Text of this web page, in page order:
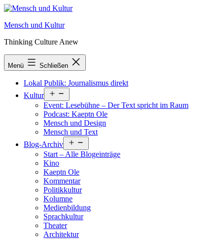
Zum
springen
Mensch und Kultur
Thinking Culture Anew
Menü Schließen
Lokal Publik: Journalismus direkt
Kultur
öffnen
Event: Lesebühne – Der Text spricht im Raum
Podcast: Kaeptn Ole
Mensch und Design
Mensch und Text
Blog-Archiv
öffnen
Start – Alle Blogeinträge
Kino
Kaeptn Ole
Kommentar
Politikkultur
Kolumne
Medienbildung
Sprachkultur
Theater
Architektur